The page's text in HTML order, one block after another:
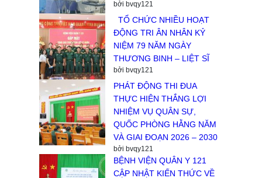
bởi bvqy121
TỔ CHỨC NHIỀU HOẠT
ĐỘNG TRI ÂN NHÂN KỶ
NIỆM 79 NĂM NGÀY
THƯƠNG BINH – LIỆT SĨ
bởi bvqy121
PHÁT ĐỘNG THI ĐUA
THỰC HIỆN THẮNG LỢI
NHIỆM VỤ QUÂN SỰ,
QUỐC PHÒNG HẰNG NĂM
VÀ GIAI ĐOẠN 2026 – 2030
bởi bvqy121
BỆNH VIỆN QUÂN Y 121
CẬP NHẬT KIẾN THỨC VỀ